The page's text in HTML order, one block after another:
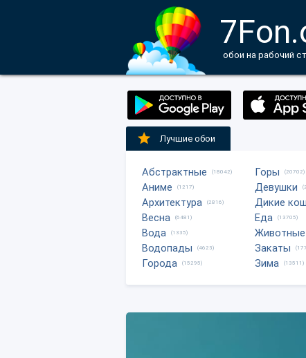
обои на рабочий
Лучшие обои
Абстрактные (18042)
Аниме (1217)
Архитектура (2816)
Весна (6481)
Вода (1335)
Водопады (4623)
Города (15295)
Горы (20702)
Девушки
Дикие
Еда (13705)
Животные
Закаты
Зима (13511)